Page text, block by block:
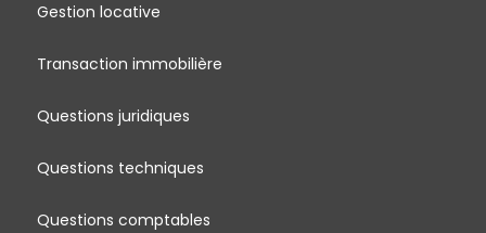
Gestion locative
Transaction immobilière
Questions juridiques
Questions techniques
Questions comptables